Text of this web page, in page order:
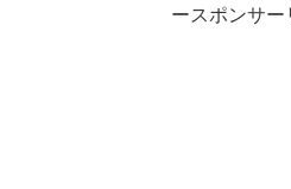
ースポンサー